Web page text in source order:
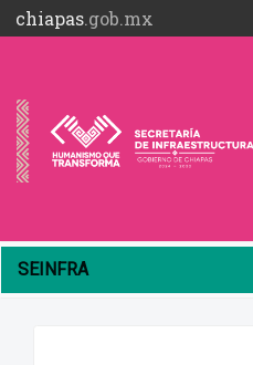
chiapas.gob.mx
SEINFRA